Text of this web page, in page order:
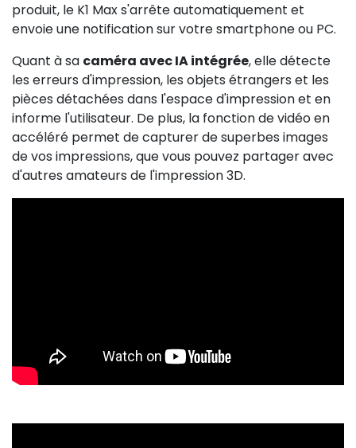
produit, le K1 Max s'arrête automatiquement et
envoie une notification sur votre smartphone ou PC.
Quant à sa caméra avec IA intégrée, elle détecte
les erreurs d'impression, les objets étrangers et les
pièces détachées dans l'espace d'impression et en
informe l'utilisateur. De plus, la fonction de vidéo en
accéléré permet de capturer de superbes images
de vos impressions, que vous pouvez partager avec
d'autres amateurs de l'impression 3D.